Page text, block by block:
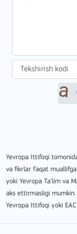
Yevropa Ittifoqi
va fikrlar faqat
yoki Yevropa Ta’lim va
aks ettirmasligi
Yevropa Ittifoqi yoki